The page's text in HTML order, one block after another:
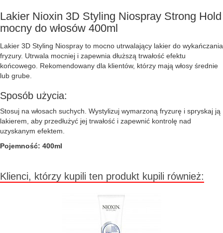
Lakier Nioxin 3D Styling Niospray Strong Hold
mocny do włosów 400ml
Lakier 3D Styling Niospray to mocno utrwalający lakier do wykańczania
fryzury. Utrwala mocniej i zapewnia dłuższą trwałość efektu
końcowego. Rekomendowany dla klientów, którzy mają włosy średnie
lub grube.
Sposób użycia:
Stosuj na włosach suchych. Wystylizuj wymarzoną fryzurę i spryskaj ją
lakierem, aby przedłużyć jej trwałość i zapewnić kontrolę nad
uzyskanym efektem.
Pojemność: 400ml
Klienci, którzy kupili ten produkt kupili również: